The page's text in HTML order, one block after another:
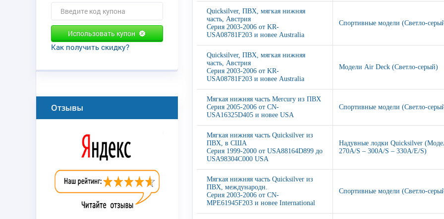
Использовать купон
Как получить скидку?
Отзывы
Quicksilver, ПВХ, мягкая нижняя
часть, Австрия
Серия 2003-2006 от KR-
USA08781F203 и новее Australia
Спортивные модели (Светло-
Quicksilver, ПВХ, мягкая нижняя
часть, Австрия
Серия 2003-2006 от KR-
USA08781F203 и новее Australia
Модели Air Deck (Светло-серый)
Мягкая нижняя часть Mercury из ПВХ
Серия 2005-2006 от CN-
USA16325D405 и новее USA
Спортивные модели (Светло-
Мягкая нижняя часть Quicksilver из
ПВХ, в США
Серия 1999-2000 от USA88164D899 до
USA98304C000 USA
Надувные лодки Quicksilver
270A/S – 300A/S – 330A/E/S)
Мягкая нижняя часть Quicksilver из
ПВХ, международн.
Серия 2003-2006 от CN-
MPE61945F203 и новее International
Спортивные модели (Светло-